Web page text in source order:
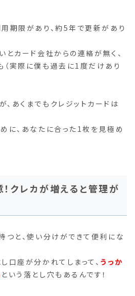
期限があり、約5年で更新があり
とカード会社からの連絡が無く、
（実際に僕も過去に1度だけあり
あくまでもクレジットカードは
に、あなたに合った1枚を見極め
クレカが増えると管理が
つと、使い分けができて便利にな
口座が分かれてしまって、 うっか
という落とし穴もあるんです！